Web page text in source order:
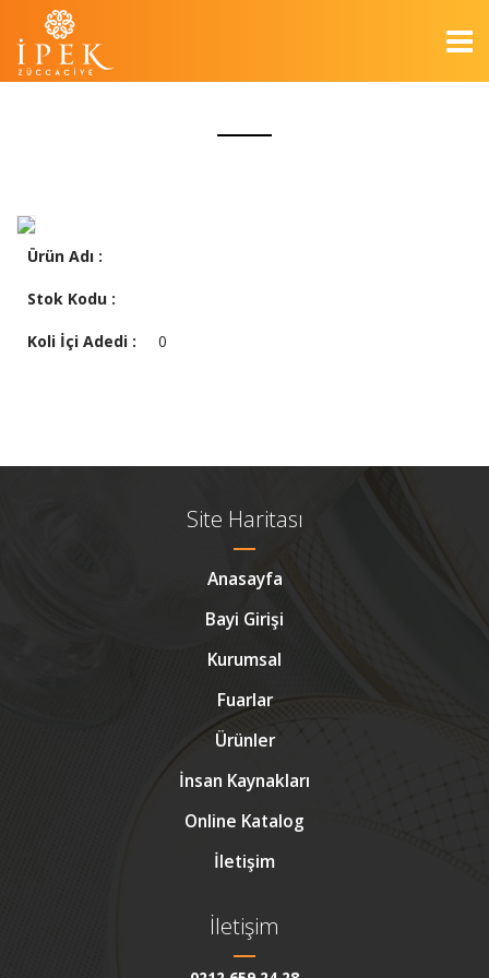
Ürün Adı :
Stok Kodu :
Koli İçi Adedi : 0
Site Haritası
Anasayfa
Bayi Girişi
Kurumsal
Fuarlar
Ürünler
İnsan Kaynakları
Online Katalog
İletişim
İletişim